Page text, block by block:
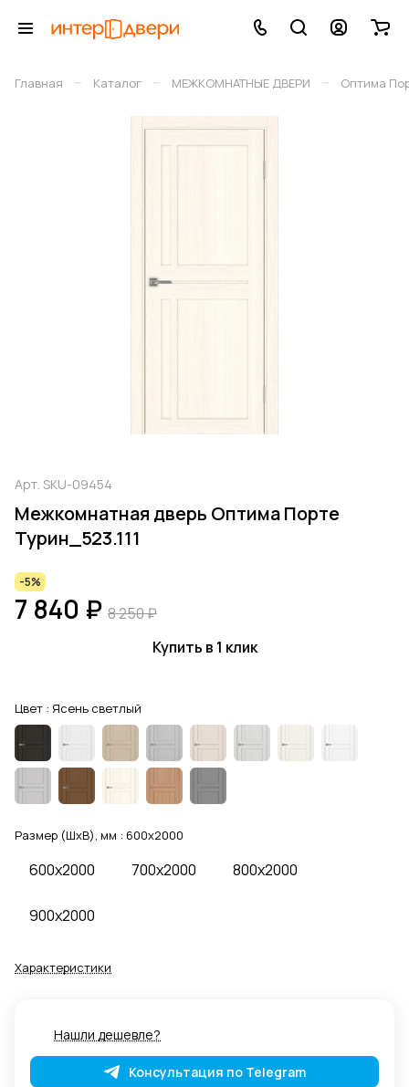
Главная – Каталог – МЕЖКОМНАТНЫЕ ДВЕРИ – Оптима
Арт. SKU-09454
Межкомнатная дверь Оптима Порте
Турин_523.111
-5%
7 840 ₽ 8 250 ₽
Купить в 1 клик
Цвет : Ясень светлый
Размер (ШхВ), мм : 600x2000
600x2000 700x2000 800x2000
900x2000
Характеристики
Нашли дешевле?
Консультация по Telegram